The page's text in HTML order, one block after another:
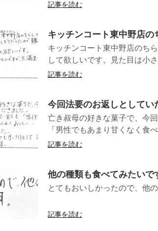
記事を読む
キッチンコート東中野店の
キッチンコート東中野店のち
して欲しいです。見た目は
記事を読む
今回法要のお返しとしてい
亡き叔母の好きな菓子で、今
「男性でもあまり甘くなく食
記事を読む
他の種類も食べてみたいで
とてもおいしかったので、他
(静岡県SH
記事を読む